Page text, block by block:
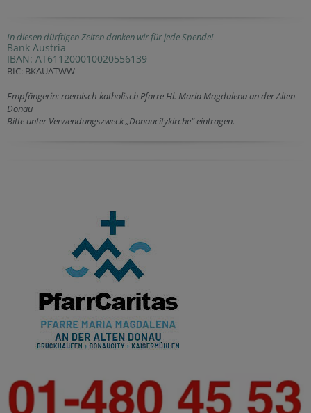
In diesen dürftigen Zeiten danken wir für jede Spende!
Bank Austria
IBAN: AT611200010020556139
BIC: BKAUATWW
Empfängerin: roemisch-katholisch Pfarre Hl. Maria Magdalena an der Alten
Donau
Bitte unter Verwendungszweck „Donaucitykirche“ eintragen.